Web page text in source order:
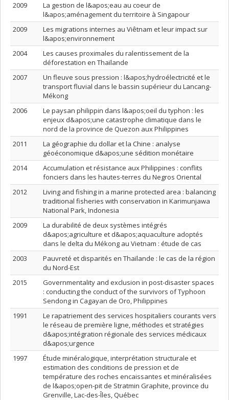
2009
La gestion de l&apos;eau au coeur de
l&apos;aménagement du territoire à Singapour
2009
Les migrations internes au Viêtnam et leur impact sur
l&apos;environnement
2004
Les causes proximales du ralentissement de la
déforestation en Thaïlande
2007
Un fleuve sous pression : l&apos;hydroélectricité et le
transport fluvial dans le bassin supérieur du Lancang-
Mékong
2006
Le paysan philippin dans l&apos;oeil du typhon : les
enjeux d&apos;une catastrophe climatique dans le
nord de la province de Quezon aux Philippines
2011
La géographie du dollar et la Chine : analyse
géoéconomique d&apos;une sédition monétaire
2014
Accumulation et résistance aux Philippines : conflits
fonciers dans les hautes-terres du Negros Oriental
2012
Living and fishing in a marine protected area : balancing
traditional fisheries with conservation in Karimunjawa
National Park, Indonesia
2009
La durabilité de deux systèmes intégrés
d&apos;agriculture et d&apos;aquaculture adoptés
dans le delta du Mékong au Vietnam : étude de cas
2003
Pauvreté et disparités en Thaïlande : le cas de la région
du Nord-Est
2015
Governmentality and exclusion in post-disaster spaces
: conducting the conduct of the survivors of Typhoon
Sendong in Cagayan de Oro, Philippines
1991
Le rapatriement des services hospitaliers courants vers
le réseau de première ligne, méthodes et stratégies
d&apos;intégration régionale des services médicaux
d&apos;urgence
1997
Étude minéralogique, interprétation structurale et
estimation des conditions de pression et de
température des roches encaissantes et minéralisées
de l&apos;open-pit de Stratmin Graphite, province du
Grenville, Lac-des-Îles, Québec